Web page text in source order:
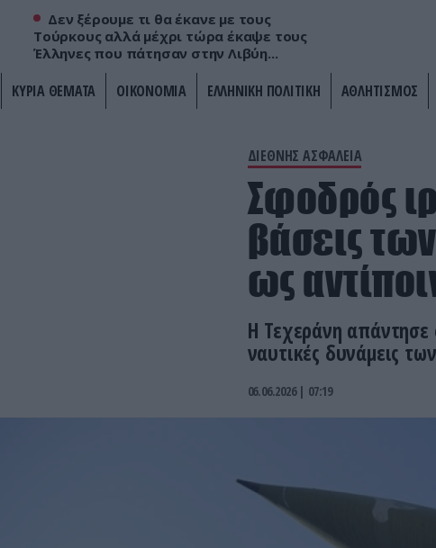
Δεν ξέρουμε τι θα έκανε με τους
Τούρκους αλλά μέχρι τώρα έκαψε τους
Έλληνες που πάτησαν στην Λιβύη...
ΚΥΡΙΑ ΘΕΜΑΤΑ ΟΙΚΟΝΟΜΙΑ ΕΛΛΗΝΙΚΗ ΠΟΛΙΤΙΚΗ ΑΘΛΗΤΙΣΜΟΣ
ΔΙΕΘΝΗΣ ΑΣΦΑΛΕΙΑ
Σφοδρός
βάσεις
ως
Η Τεχεράνη
ναυτικές δυνάμεις
06.06.2026 | 07:19